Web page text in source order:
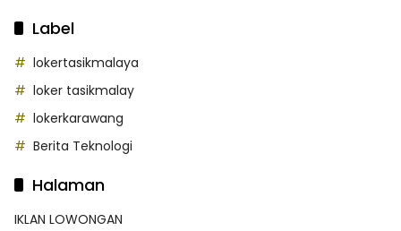
Label
lokertasikmalaya
loker tasikmalay
lokerkarawang
Berita Teknologi
Halaman
IKLAN LOWONGAN